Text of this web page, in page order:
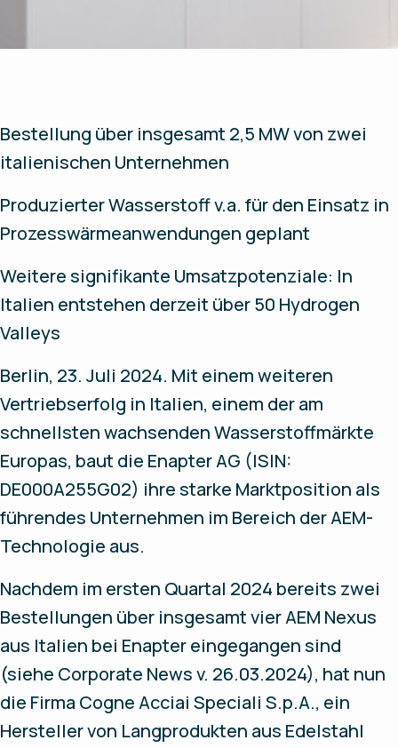
Bestellung über insgesamt 2,5 MW von zwei
italienischen Unternehmen
Produzierter Wasserstoff v.a. für den Einsatz in
Prozesswärmeanwendungen geplant
Weitere signifikante Umsatzpotenziale: In
Italien entstehen derzeit über 50 Hydrogen
Valleys
Berlin, 23. Juli 2024. Mit einem weiteren
Vertriebserfolg in Italien, einem der am
schnellsten wachsenden Wasserstoffmärkte
Europas, baut die Enapter AG (ISIN:
DE000A255G02) ihre starke Marktposition als
führendes Unternehmen im Bereich der AEM-
Technologie aus.
Nachdem im ersten Quartal 2024 bereits zwei
Bestellungen über insgesamt vier AEM Nexus
aus Italien bei Enapter eingegangen sind
(siehe Corporate News v. 26.03.2024), hat nun
die Firma Cogne Acciai Speciali S.p.A., ein
Hersteller von Langprodukten aus Edelstahl